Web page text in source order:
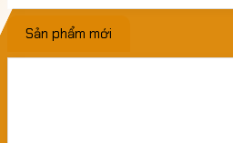
Sản phẩm mới